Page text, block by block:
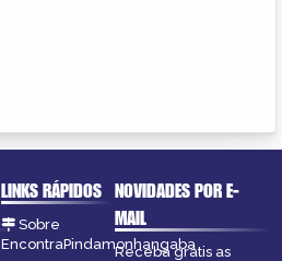
LINKS RÁPIDOS
Sobre
EncontraPindamonhangaba
NOVIDADES POR E-
MAIL
Receba grátis as